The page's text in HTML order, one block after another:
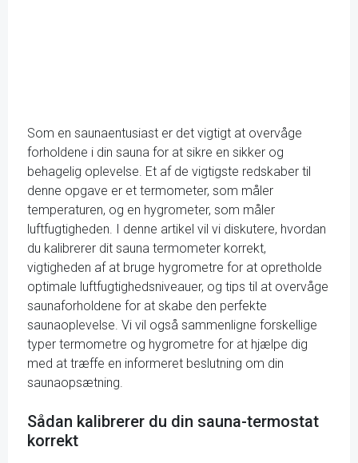
Som en saunaentusiast er det vigtigt at overvåge
forholdene i din sauna for at sikre en sikker og
behagelig oplevelse. Et af de vigtigste redskaber til
denne opgave er et termometer, som måler
temperaturen, og en hygrometer, som måler
luftfugtigheden. I denne artikel vil vi diskutere, hvordan
du kalibrerer dit sauna termometer korrekt,
vigtigheden af at bruge hygrometre for at opretholde
optimale luftfugtighedsniveauer, og tips til at overvåge
saunaforholdene for at skabe den perfekte
saunaoplevelse. Vi vil også sammenligne forskellige
typer termometre og hygrometre for at hjælpe dig
med at træffe en informeret beslutning om din
saunaopsætning.
Sådan kalibrerer du din sauna-termostat
korrekt